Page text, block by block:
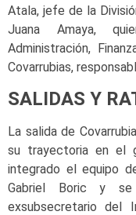
Atala, jefe de la
Juana Amaya,
Administración,
Covarrubias,
SALIDAS Y
La salida de
su trayectoria en el
integrado el equipo
Gabriel Boric y se
exsubsecretario del